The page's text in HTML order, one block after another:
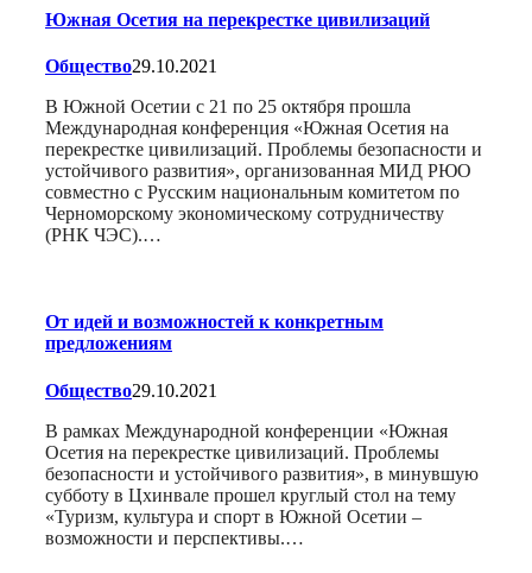
Южная Осетия на перекрестке цивилизаций
Общество29.10.2021
В Южной Осетии с 21 по 25 октября прошла
Международная конференция «Южная Осетия на
перекрестке цивилизаций. Проблемы безопасности и
устойчивого развития», организованная МИД РЮО
совместно с Русским национальным комитетом по
Черноморскому экономическому сотрудничеству
(РНК ЧЭС).…
От идей и возможностей к конкретным
предложениям
Общество29.10.2021
В рамках Международной конференции «Южная
Осетия на перекрестке цивилизаций. Проблемы
безопасности и устойчивого развития», в минувшую
субботу в Цхинвале прошел круглый стол на тему
«Туризм, культура и спорт в Южной Осетии –
возможности и перспективы.…